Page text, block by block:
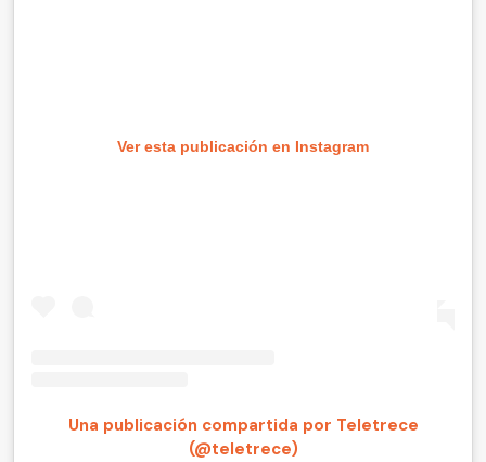
Ver esta publicación en Instagram
Una publicación compartida por Teletrece
(@teletrece)